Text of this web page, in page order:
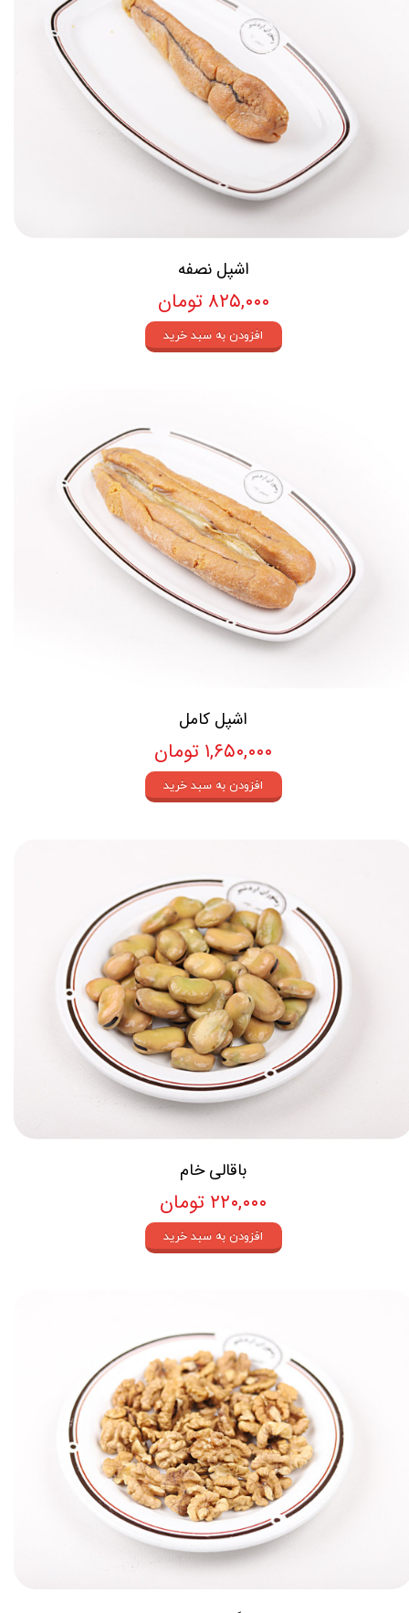
اشپل نصفه
۸۲۵,۰۰۰ تومان
افزودن به سبد خرید
اشپل کامل
۱,۶۵۰,۰۰۰ تومان
افزودن به سبد خرید
باقالی خام
۲۲۰,۰۰۰ تومان
افزودن به سبد خرید